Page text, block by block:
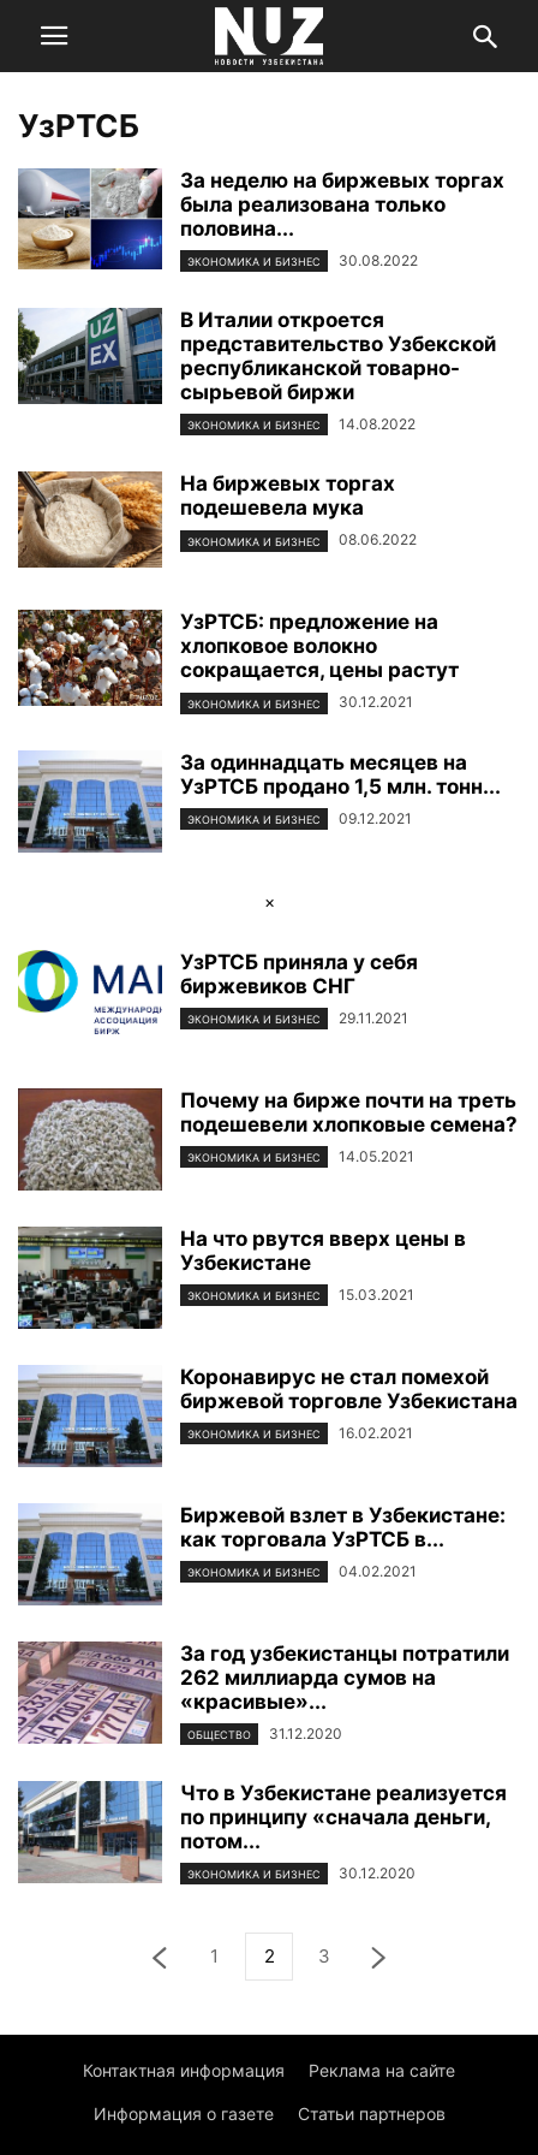
УзРТСБ
За неделю на биржевых торгах
была реализована только
половина...
ЭКОНОМИКА И БИЗНЕС 30.08.2022
В Италии откроется
представительство Узбекской
республиканской товарно-
сырьевой биржи
ЭКОНОМИКА И БИЗНЕС 14.08.2022
На биржевых торгах
подешевела мука
ЭКОНОМИКА И БИЗНЕС 08.06.2022
УзРТСБ: предложение на
хлопковое волокно
сокращается, цены растут
ЭКОНОМИКА И БИЗНЕС 30.12.2021
За одиннадцать месяцев на
УзРТСБ продано 1,5 млн. тонн...
ЭКОНОМИКА И БИЗНЕС 09.12.2021
×
УзРТСБ приняла у себя
биржевиков СНГ
ЭКОНОМИКА И БИЗНЕС 29.11.2021
Почему на бирже почти на треть
подешевели хлопковые семена?
ЭКОНОМИКА И БИЗНЕС 14.05.2021
На что рвутся вверх цены в
Узбекистане
ЭКОНОМИКА И БИЗНЕС 15.03.2021
Коронавирус не стал помехой
биржевой торговле Узбекистана
ЭКОНОМИКА И БИЗНЕС 16.02.2021
Биржевой взлет в Узбекистане:
как торговала УзРТСБ в...
ЭКОНОМИКА И БИЗНЕС 04.02.2021
За год узбекистанцы потратили
262 миллиарда сумов на
«красивые»...
ОБЩЕСТВО 31.12.2020
Что в Узбекистане реализуется
по принципу «сначала деньги,
потом...
ЭКОНОМИКА И БИЗНЕС 30.12.2020
1 2 3
Контактная информация Реклама на сайте
Информация о газете Статьи партнеров